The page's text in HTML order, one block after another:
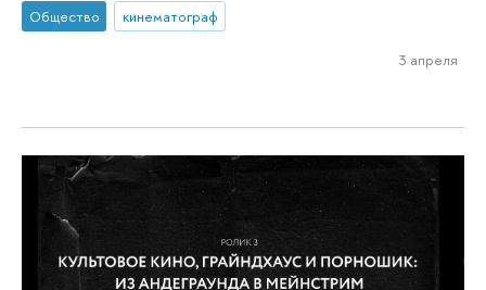
Общество кинематограф
3 апреля